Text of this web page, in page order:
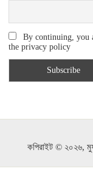
By continuing, you
the privacy policy
কপিরাইট © ২০২৬,